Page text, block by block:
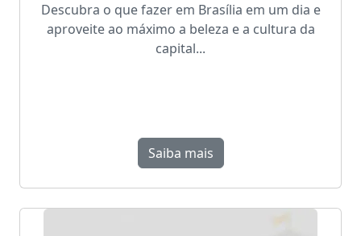
Descubra o que fazer em Brasília em um dia e
aproveite ao máximo a beleza e a cultura da
capital...
Saiba mais